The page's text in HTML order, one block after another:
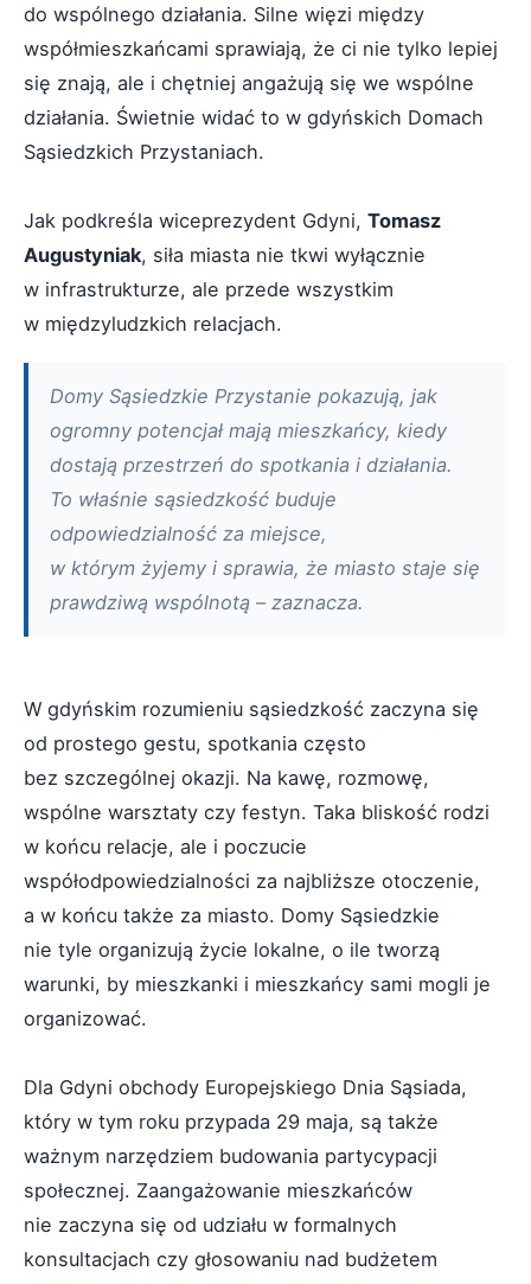
do wspólnego działania. Silne więzi między
współmieszkańcami sprawiają, że ci nie tylko lepiej
się znają, ale i chętniej angażują się we wspólne
działania. Świetnie widać to w gdyńskich Domach
Sąsiedzkich Przystaniach.
Jak podkreśla wiceprezydent Gdyni, Tomasz
Augustyniak, siła miasta nie tkwi wyłącznie
w infrastrukturze, ale przede wszystkim
w międzyludzkich relacjach.
Domy Sąsiedzkie Przystanie pokazują, jak
ogromny potencjał mają mieszkańcy, kiedy
dostają przestrzeń do spotkania i działania.
To właśnie sąsiedzkość buduje
odpowiedzialność za miejsce,
w którym żyjemy i sprawia, że miasto staje się
prawdziwą wspólnotą – zaznacza.
W gdyńskim rozumieniu sąsiedzkość zaczyna się
od prostego gestu, spotkania często
bez szczególnej okazji. Na kawę, rozmowę,
wspólne warsztaty czy festyn. Taka bliskość rodzi
w końcu relacje, ale i poczucie
współodpowiedzialności za najbliższe otoczenie,
a w końcu także za miasto. Domy Sąsiedzkie
nie tyle organizują życie lokalne, o ile tworzą
warunki, by mieszkanki i mieszkańcy sami mogli je
organizować.
Dla Gdyni obchody Europejskiego Dnia Sąsiada,
który w tym roku przypada 29 maja, są także
ważnym narzędziem budowania partycypacji
społecznej. Zaangażowanie mieszkańców
nie zaczyna się od udziału w formalnych
konsultacjach czy głosowaniu nad budżetem